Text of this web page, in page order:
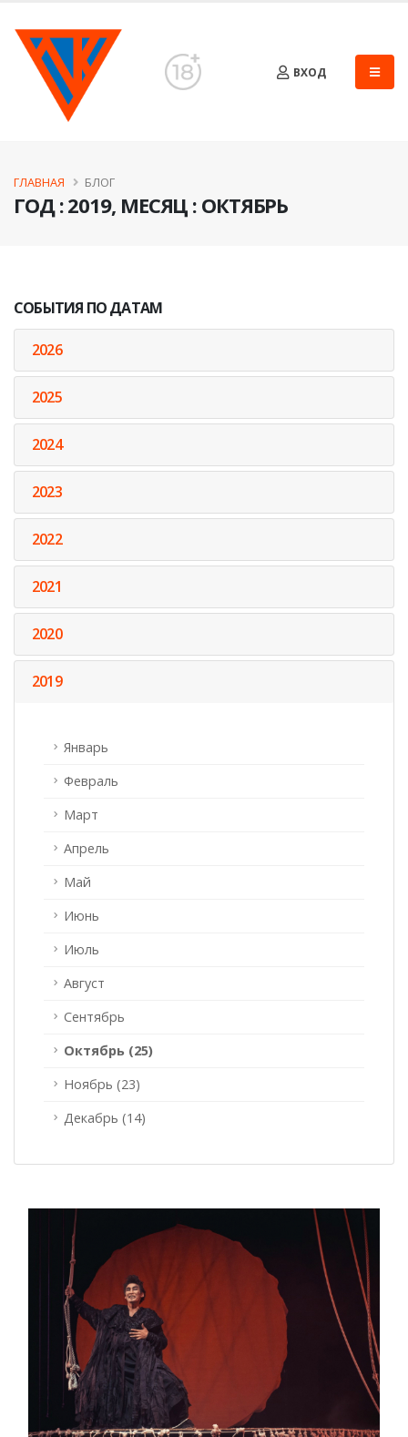
ВХОД
ГОД : 2019, МЕСЯЦ : ОКТЯБРЬ
ГЛАВНАЯ БЛОГ
СОБЫТИЯ ПО ДАТАМ
2026
2025
2024
2023
2022
2021
2020
2019
Январь
Февраль
Март
Апрель
Май
Июнь
Июль
Август
Сентябрь
Октябрь (25)
Ноябрь (23)
Декабрь (14)